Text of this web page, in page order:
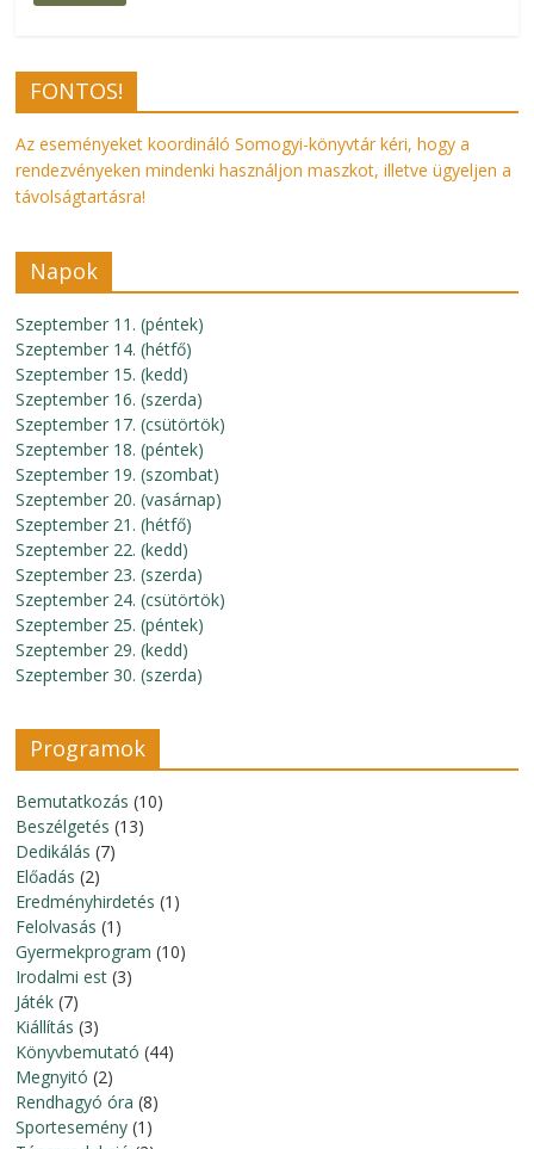
FONTOS!
Az eseményeket koordináló Somogyi-könyvtár kéri, hogy a
rendezvényeken mindenki használjon maszkot, illetve ügyeljen a
távolságtartásra!
Napok
Szeptember 11. (péntek)
Szeptember 14. (hétfő)
Szeptember 15. (kedd)
Szeptember 16. (szerda)
Szeptember 17. (csütörtök)
Szeptember 18. (péntek)
Szeptember 19. (szombat)
Szeptember 20. (vasárnap)
Szeptember 21. (hétfő)
Szeptember 22. (kedd)
Szeptember 23. (szerda)
Szeptember 24. (csütörtök)
Szeptember 25. (péntek)
Szeptember 29. (kedd)
Szeptember 30. (szerda)
Programok
Bemutatkozás (10)
Beszélgetés (13)
Dedikálás (7)
Előadás (2)
Eredményhirdetés (1)
Felolvasás (1)
Gyermekprogram (10)
Irodalmi est (3)
Játék (7)
Kiállítás (3)
Könyvbemutató (44)
Megnyitó (2)
Rendhagyó óra (8)
Sportesemény (1)